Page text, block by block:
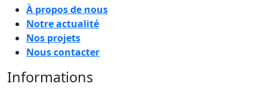
À propos de nous
Notre actualité
Nos projets
Nous contacter
Informations